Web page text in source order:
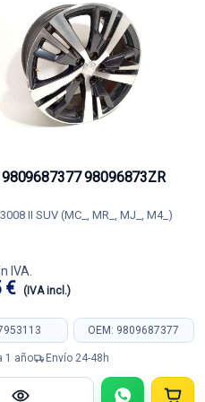
9809687377 98096873ZR
II SUV (MC_, MR_, MJ_, M4_)
IVA.
€ (IVA incl.)
OEM: 9809687377
1 año Envío 24-48h